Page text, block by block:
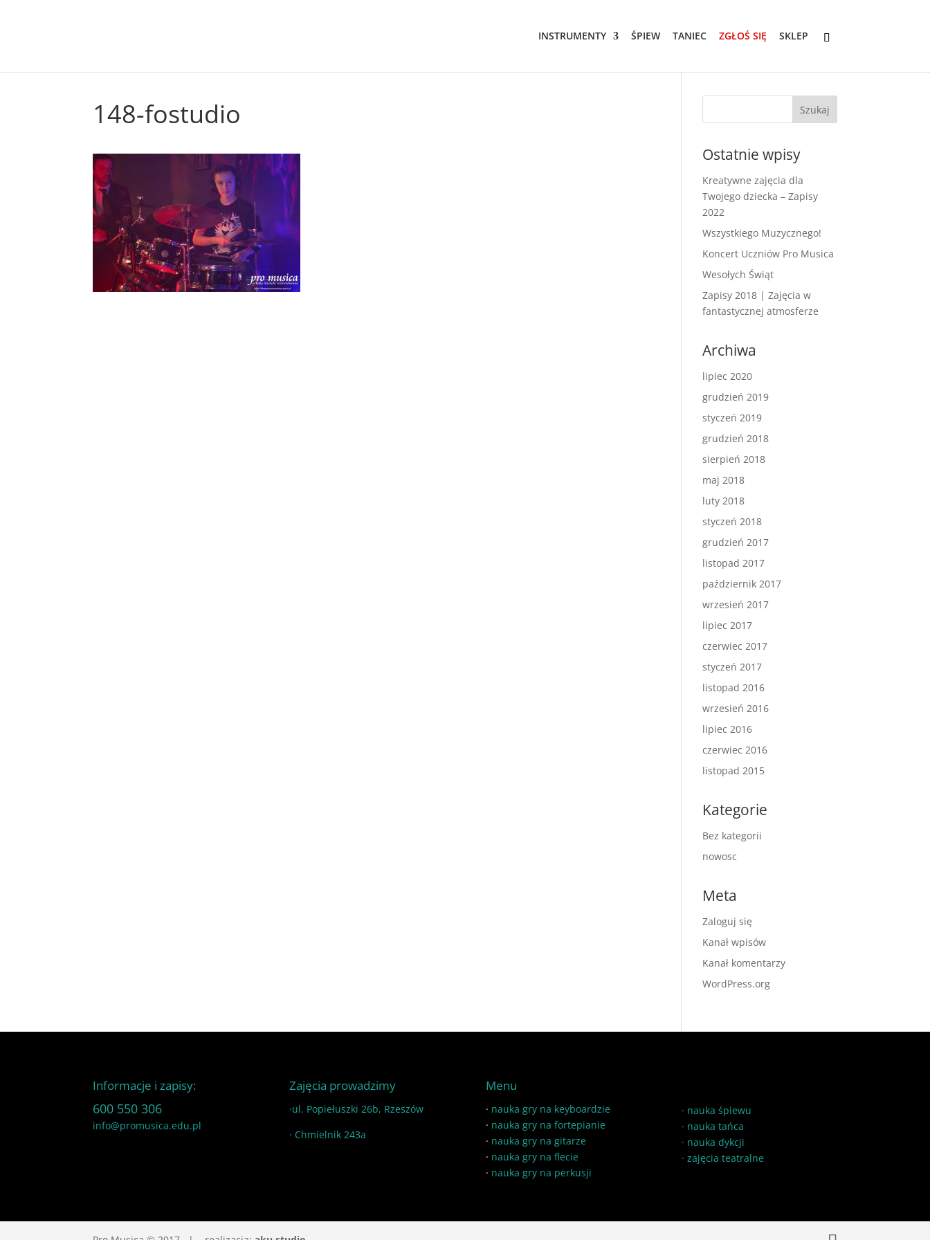
INSTRUMENTY ŚPIEW TANIEC ZGŁOŚ SIĘ SKLEP
148-fostudio
Ostatnie wpisy
Kreatywne zajęcia dla
Twojego dziecka – Zapisy
2022
Wszystkiego Muzycznego!
Koncert Uczniów Pro Musica
Wesołych Świąt
Zapisy 2018 | Zajęcia w
fantastycznej atmosferze
Archiwa
lipiec 2020
grudzień 2019
styczeń 2019
grudzień 2018
sierpień 2018
maj 2018
luty 2018
styczeń 2018
grudzień 2017
listopad 2017
październik 2017
wrzesień 2017
lipiec 2017
czerwiec 2017
styczeń 2017
listopad 2016
wrzesień 2016
lipiec 2016
czerwiec 2016
listopad 2015
Kategorie
Bez kategorii
nowosc
Meta
Zaloguj się
Kanał wpisów
Kanał komentarzy
WordPress.org
Informacje i zapisy:
600 550 306
info@promusica.edu.pl
Zajęcia prowadzimy
·ul. Popiełuszki 26b, Rzeszów
· Chmielnik 243a
Menu
· nauka gry na keyboardzie
· nauka gry na fortepianie
· nauka gry na gitarze
· nauka gry na flecie
· nauka gry na perkusji
· nauka śpiewu
· nauka tańca
· nauka dykcji
·zajęcia teatralne